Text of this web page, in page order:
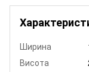
Ширина
Висота